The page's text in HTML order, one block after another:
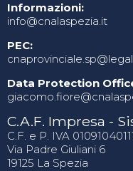
Informazioni:
info@cnalaspezia.it
PEC:
Data Protection
C.A.F. Impresa -
C.F. e P. IVA
Via Padre Giuliani 6
19125 La Spezia